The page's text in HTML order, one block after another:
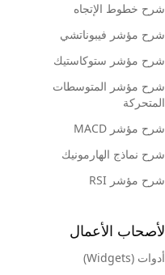
شرح خطوط الإتجاه
شرح مؤشر فيبوناتشي
شرح مؤشر ستوكاستيك
شرح مؤشر المتوسطات
المتحركة
شرح مؤشر MACD
شرح نماذج الهارمونيك
شرح مؤشر RSI
لأصحاب الأعمال
أدوات (Widgets)